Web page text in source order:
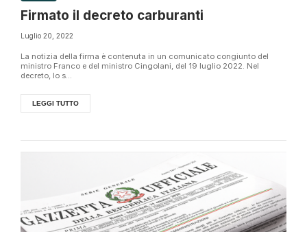
Firmato il decreto carburanti
Luglio 20, 2022
La notizia della firma è contenuta in un comunicato congiunto del
ministro Franco e del ministro Cingolani, del 19 luglio 2022. Nel
decreto, lo s...
LEGGI TUTTO